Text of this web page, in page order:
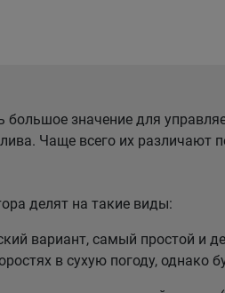
значение для
Чаще всего их различают
делят на такие виды:
вариант, самый простой и
в сухую погоду, однако